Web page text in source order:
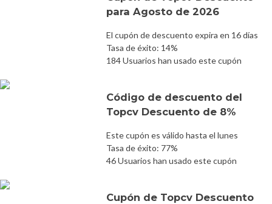
para Agosto de 2026
El cupón de descuento expira en 16 días
Tasa de éxito: 14%
184 Usuarios han usado este cupón
Código de descuento del
Topcv Descuento de 8%
Este cupón es válido hasta el lunes
Tasa de éxito: 77%
46 Usuarios han usado este cupón
Cupón de Topcv Descuento